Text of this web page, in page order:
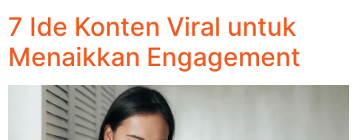
7 Ide Konten Viral untuk
Menaikkan Engagement